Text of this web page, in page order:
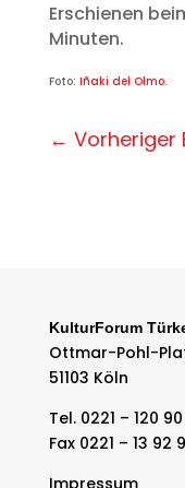
Erschienen
Minuten.
Foto: Iñaki del Olmo.
← Vorheriger
KulturForum
Ottmar-Pohl-
51103 Köln
Tel. 0221 – 120
Fax 0221 – 13 92
Impressum